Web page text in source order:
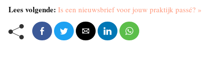
Lees volgende: Is een nieuwsbrief voor jouw praktijk passé? »